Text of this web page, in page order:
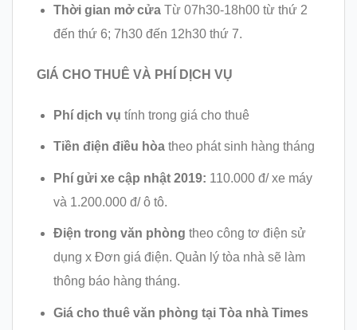
Thời gian mở cửa Từ 07h30-18h00 từ thứ 2
đến thứ 6; 7h30 đến 12h30 thứ 7.
GIÁ CHO THUÊ VÀ PHÍ DỊCH VỤ
Phí dịch vụ tính trong giá cho thuê
Tiền điện điều hòa theo phát sinh hàng tháng
Phí gửi xe cập nhật 2019: 110.000 đ/ xe máy
và 1.200.000 đ/ ô tô.
Điện trong văn phòng theo công tơ điện sử
dụng x Đơn giá điện. Quản lý tòa nhà sẽ làm
thông báo hàng tháng.
Giá cho thuê văn phòng tại Tòa nhà Times